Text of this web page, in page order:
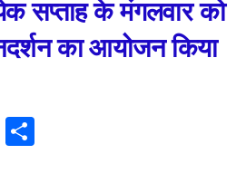
सप्ताह के मंगलवार को
का आयोजन किया
Twitter